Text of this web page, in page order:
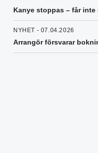
Kanye stoppas – får
NYHET - 07.04.2026
Arrangör försvarar